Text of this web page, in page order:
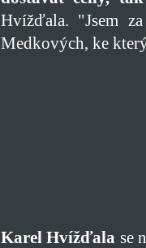
Hvížďala. "Jsem
Medkových, ke
Karel Hvížďala se